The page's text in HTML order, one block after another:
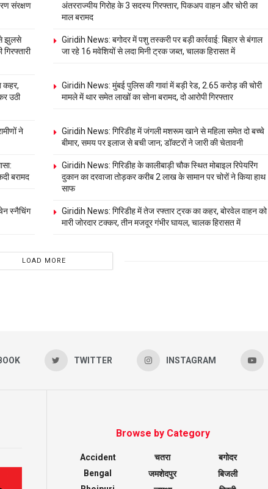
संरक्षण
अंतरराज्यीय गिरोह के 3 सदस्य गिरफ्तार, पिकअप वाहन और चोरी का
माल बरामद
से झुलसे
Giridih News: बगोदर में पशु तस्करी पर बड़ी कार्रवाई: बिहार से बंगाल
जा रहे 16 मवेशियों से लदा मिनी ट्रक जब्त, चालक हिरासत में
कहर,
उठी
Giridih News: मुंबई पुलिस की गावां में बड़ी रेड, 2.65 करोड़ की चोरी
मामले में थार समेत लाखों का सोना बरामद, दो आरोपी गिरफ्तार
ने
Giridih News: गिरिडीह में जंगली मशरूम खाने से महिला समेत दो बच्चे
बीमार, समय पर इलाज से बची जान; डॉक्टरों ने जारी की चेतावनी
बरामद
Giridih News: गिरिडीह के कालीबाड़ी चौक स्थित मोबाइल रिपेयरिंग
दुकान का दरवाजा तोड़कर करीब 2 लाख के सामान पर चोरों ने किया हाथ
साफ
स्नैचिंग
Giridih News: गिरिडीह में तेज रफ्तार ट्रक का कहर, बोरवेल वाहन को
मारी जोरदार टक्कर, तीन मजदूर गंभीर घायल, चालक हिरासत में
LOAD MORE
TWITTER INSTAGRAM
Browse by Category
Accident
Bengal
चतरा
जमशेदपुर
बगोदर
बिजली